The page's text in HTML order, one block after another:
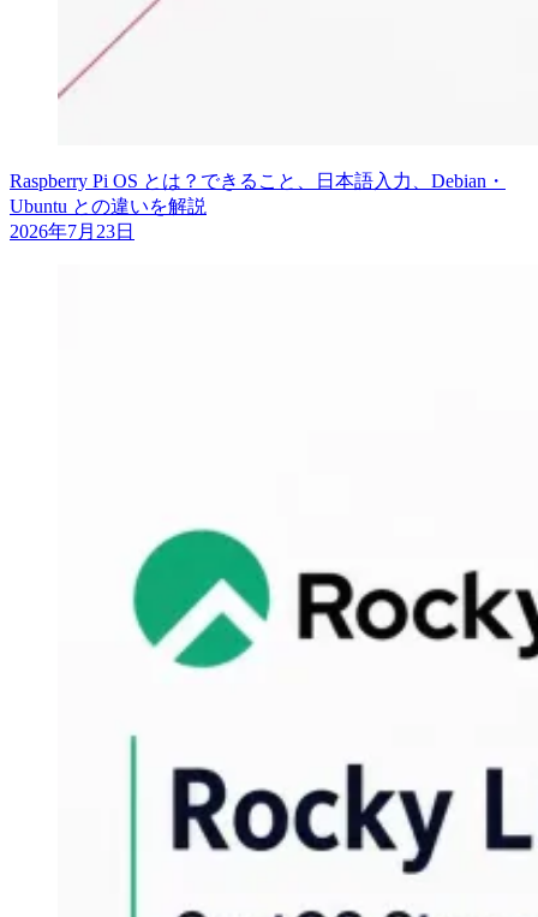
Raspberry Pi OS とは？できること、日本語入力、Debian・
Ubuntu との違いを解説
2026年7月23日